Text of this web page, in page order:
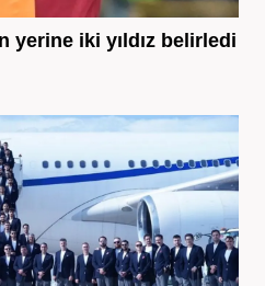
yerine iki yıldız belirledi